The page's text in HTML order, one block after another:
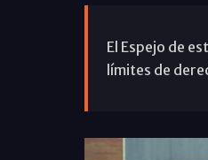
El Espejo de
límites de